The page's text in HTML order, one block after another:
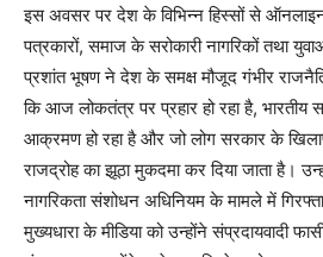
इस अवसर पर देश के विभिन्न हिस्सों से ऑनलाइन
पत्रकारों, समाज के सरोकारी नागरिकों तथा
प्रशांत भूषण ने देश के समक्ष मौजूद गंभीर
कि आज लोकतंत्र पर प्रहार हो रहा है, भारतीय
आक्रमण हो रहा है और जो लोग सरकार के
राजद्रोह का झूठा मुकदमा कर दिया जाता है।
नागरिकता संशोधन अधिनियम के मामले में
मुख्यधारा के मीडिया को उन्होंने संप्रदायवादी